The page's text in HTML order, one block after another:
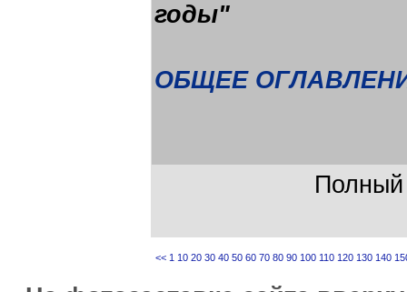
годы"
ОБЩЕЕ
Полный
<< 1 10 20 30 40 50 60 70 80 90 100 110 120 130 140